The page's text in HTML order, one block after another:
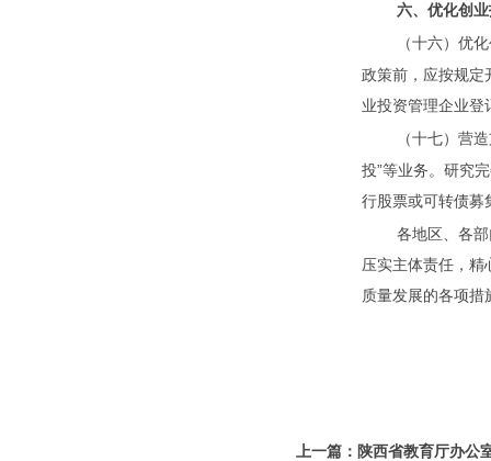
六、优化创
（十六）优
政策前，应按规定
业投资管理企业登
（十七）营
投”等业务。研究
行股票或可转债募
各地区、各
压实主体责任，精
质量发展的各项措
上一篇：陕西省教育厅办